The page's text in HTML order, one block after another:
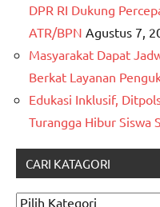
DPR RI Dukung
ATR/BPN Agustus 7,
Masyarakat Dapat
Berkat Layanan
Edukasi Inklusif,
Turangga Hibur Siswa
CARI KATAGORI
CARI